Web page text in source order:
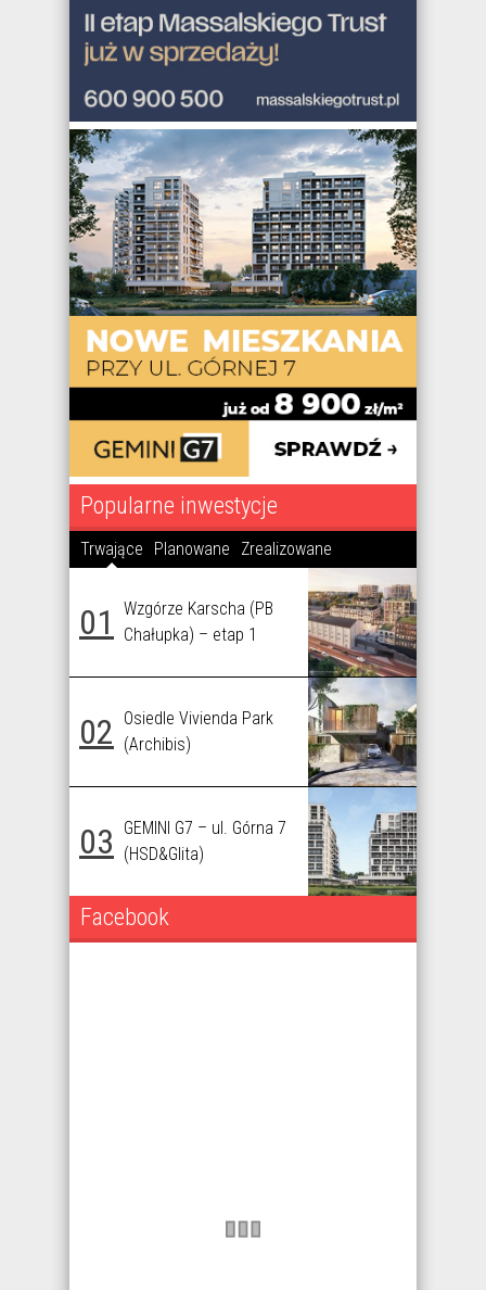
Popularne inwestycje
Trwające Planowane Zrealizowane
01
Wzgórze Karscha (PB
Chałupka) – etap 1
02
Osiedle Vivienda Park
(Archibis)
03
GEMINI G7 – ul. Górna 7
(HSD&Glita)
Facebook